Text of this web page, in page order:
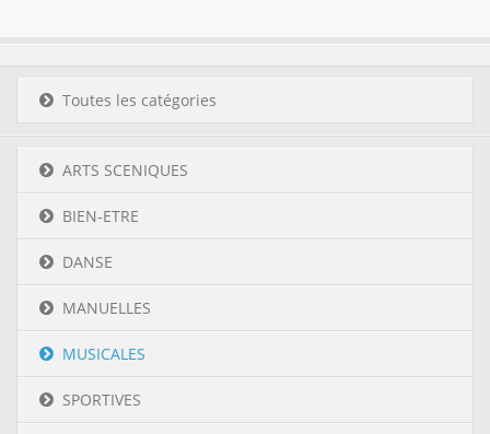
Toutes les catégories
ARTS SCENIQUES
BIEN-ETRE
DANSE
MANUELLES
MUSICALES
SPORTIVES